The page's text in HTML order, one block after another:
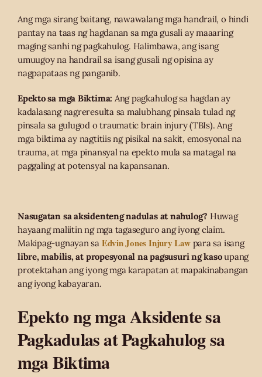
Ang mga sirang baitang, nawawalang mga handrail, o hindi
pantay na taas ng hagdanan sa mga gusali ay maaaring
maging sanhi ng pagkahulog. Halimbawa, ang isang
umuugoy na handrail sa isang gusali ng opisina ay
nagpapataas ng panganib.
Epekto sa mga Biktima: Ang pagkahulog sa hagdan ay
kadalasang nagreresulta sa malubhang pinsala tulad ng
pinsala sa gulugod o traumatic brain injury (TBIs). Ang
mga biktima ay nagtitiis ng pisikal na sakit, emosyonal na
trauma, at mga pinansyal na epekto mula sa matagal na
paggaling at potensyal na kapansanan.
Nasugatan sa aksidenteng nadulas at nahulog? Huwag
hayaang maliitin ng mga tagaseguro ang iyong claim.
Makipag-ugnayan sa Edvin Jones Injury Lawpara sa isang
libre, mabilis, at propesyonal na pagsusuri ng kasoupang
protektahan ang iyong mga karapatan at mapakinabangan
ang iyong kabayaran.
Epekto ng mga Aksidente sa
Pagkadulas at Pagkahulog sa
mga Biktima